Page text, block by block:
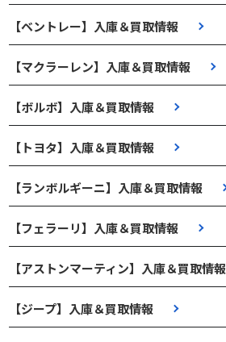
【ベントレー】入庫＆買取情報
【マクラーレン】入庫＆買取情報
【ボルボ】入庫＆買取情報
【トヨタ】入庫＆買取情報
【ランボルギーニ】入庫＆買取情報
【フェラーリ】入庫＆買取情報
【アストンマーティン】入庫＆買取情報
【ジープ】入庫＆買取情報